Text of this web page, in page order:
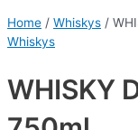
Home / Whiskys /
Whiskys
WHISKY